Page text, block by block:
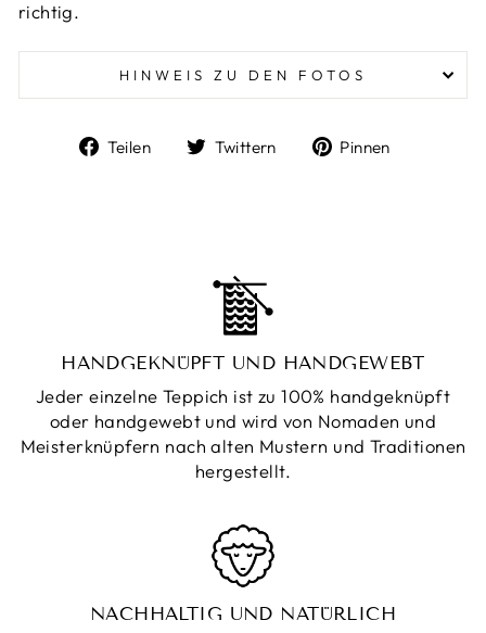
richtig.
HINWEIS ZU DEN FOTOS
Teilen
Auf
Twittern
Auf
Pinnen
HANDGEKNÜPFT UND HANDGEWEBT
Jeder einzelne Teppich ist zu 100% handgeknüpft
oder handgewebt und wird von Nomaden und
Meisterknüpfern nach alten Mustern und Traditionen
hergestellt.
NACHHALTIG UND NATÜRLICH